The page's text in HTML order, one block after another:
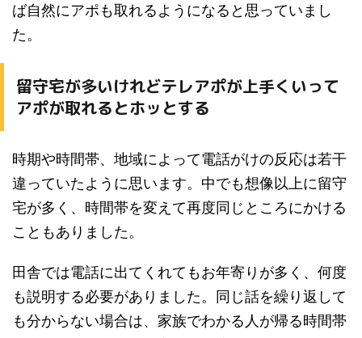
ば自然にアポも取れるようになると思っていまし
た。
留守宅が多いけれどテレアポが上手くいって
アポが取れるとホッとする
時期や時間帯、地域によって電話がけの反応は若干
違っていたように思います。中でも想像以上に留守
宅が多く、時間帯を変えて再度同じところにかける
こともありました。
田舎では電話に出てくれてもお年寄りが多く、何度
も説明する必要がありました。同じ話を繰り返して
も分からない場合は、家族でわかる人が帰る時間帯